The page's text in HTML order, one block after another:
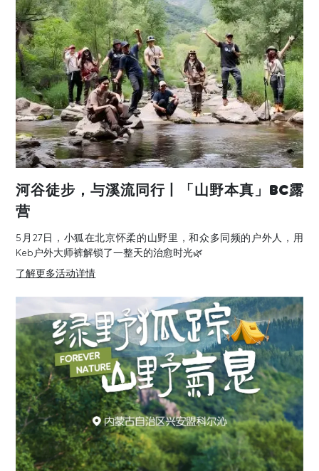
河谷徒步，与溪流同行丨「山野本真」BC露
营
5月27日，小狐在北京怀柔的山野里，和众多同频的户外人，用
Keb户外大师裤解锁了一整天的治愈时光🌿
了解更多活动详情